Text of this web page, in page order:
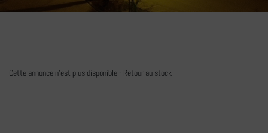
Cette annonce n'est plus disponible - Retour au stock